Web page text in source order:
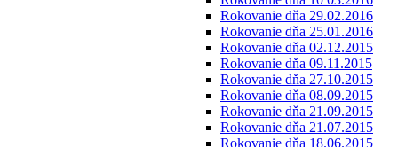
Rokovanie dňa 29.02.2016
Rokovanie dňa 25.01.2016
Rokovanie dňa 02.12.2015
Rokovanie dňa 09.11.2015
Rokovanie dňa 27.10.2015
Rokovanie dňa 08.09.2015
Rokovanie dňa 21.09.2015
Rokovanie dňa 21.07.2015
Rokovanie dňa 18.06.2015